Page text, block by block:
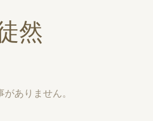
然
がありません。